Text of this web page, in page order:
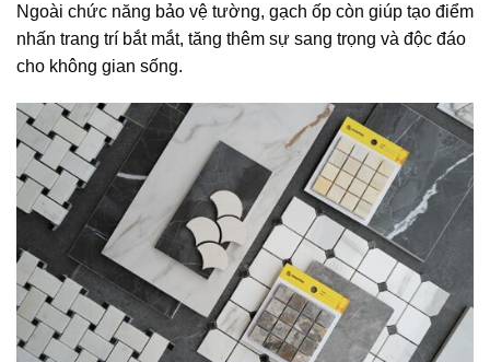
Ngoài chức năng bảo vệ tường, gạch ốp còn giúp tạo điểm
nhấn trang trí bắt mắt, tăng thêm sự sang trọng và độc đáo
cho không gian sống.